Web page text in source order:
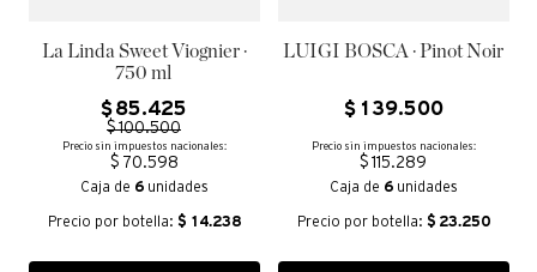
La Linda Sweet Viognier ·
750 ml
$ 85.425
$100.500
Precio sin impuestos nacionales:
$ 70.598
Caja de 6 unidades
Precio por botella: $ 14.238
LUIGI BOSCA · Pinot Noir
$ 139.500
Precio sin impuestos nacionales:
$ 115.289
Caja de 6 unidades
Precio por botella: $ 23.250